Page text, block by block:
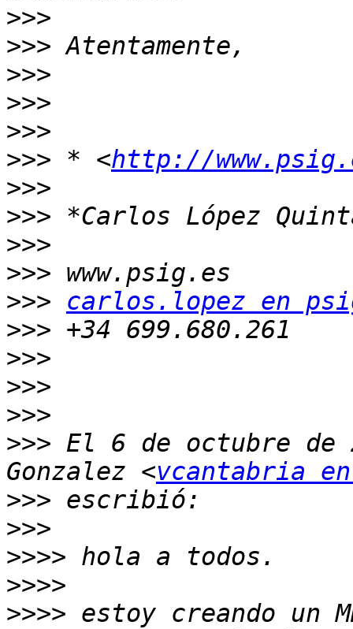
>>>
>>>
>>>
>>>
>>>
>>> * <http://
>>>
>>>
>>>
>>>
>>>
carlos.lopez en
>>>
>>>
>>>
>>>
>>> El 6 de octubre de
Gonzalez <vcantabria
>>>
>>>
>>>>
>>>>
>>>> estoy creando un